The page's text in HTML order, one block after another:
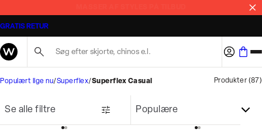
GRATIS RETUR
Populært lige nu Superflex Superflex Casual Produkter (87 )
Se alle filtre